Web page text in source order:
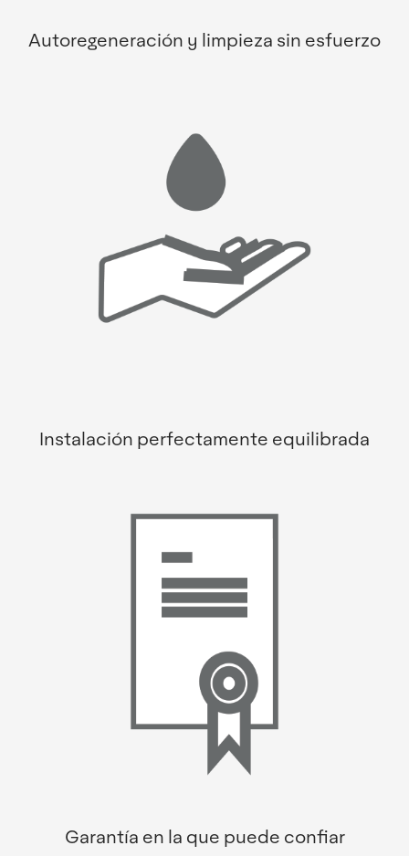
Autoregeneración y limpieza sin esfuerzo
Instalación perfectamente equilibrada
Garantía en la que puede confiar